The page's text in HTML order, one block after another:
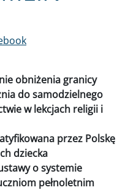
obniżenia granicy
do samodzielnego
w lekcjach religii i
przez Polskę
dziecka
o systemie
pełnoletnim